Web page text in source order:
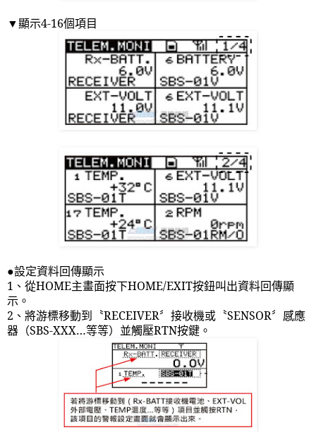
▼顯示4-16個項目
●設定資料回傳顯示
1 、從HOME主畫面按下HOME/EXIT按鈕叫出資料回傳顯
示。
2 、將游標移動到〝RECEIVER〞接收機或〝SENSOR〞感應
器（SBS-XXX…等等）並觸壓RTN按鍵。